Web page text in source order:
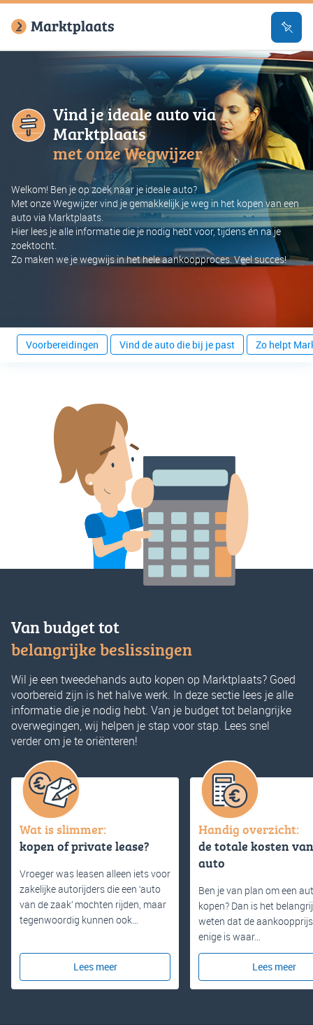
Vind je ideale auto via
Marktplaats
met onze Wegwijzer
Welkom! Ben je op zoek naar je ideale auto?
Met onze Wegwijzer vind je gemakkelijk je weg in het kopen van een
auto via Marktplaats.
Hier lees je alle informatie die je nodig hebt voor, tijdens én na je
zoektocht.
Zo maken we je wegwijs in het hele aankoopproces. Veel succes!
Voorbereidingen Vind de auto die bij je past Zo helpt
Van budget tot
belangrijke beslissingen
Wil je een tweedehands auto kopen op Marktplaats? Goed
voorbereid zijn is het halve werk. In deze sectie lees je alle
informatie die je nodig hebt. Van je budget tot belangrijke
overwegingen, wij helpen je stap voor stap. Lees snel
verder om je te oriënteren!
Wat is slimmer:
kopen of private lease?
Vroeger was leasen alleen iets voor
zakelijke autorijders die een ‘auto
van de zaak’ mochten rijden, maar
tegenwoordig kunnen ook…
Lees meer
Handig overzicht:
de totale kosten
auto
Ben je van plan om een
kopen? Dan is het
weten dat de
enige is waar…
Lees meer